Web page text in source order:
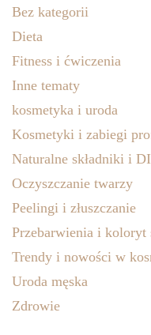
Bez kategorii
Dieta
Fitness i ćwiczenia
Inne tematy
kosmetyka i uroda
Kosmetyki i zabiegi
Naturalne składniki i
Oczyszczanie twarzy
Peelingi i złuszczanie
Przebarwienia i koloryt
Trendy i nowości w
Uroda męska
Zdrowie